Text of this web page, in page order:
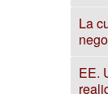
La
EE.